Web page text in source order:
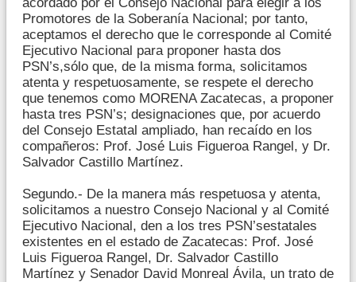
Promotores de la Soberanía Nacional; por tanto,
aceptamos el derecho que le corresponde al Comité
Ejecutivo Nacional para proponer hasta dos
PSN’s,sólo que, de la misma forma, solicitamos
atenta y respetuosamente, se respete el derecho
que tenemos como MORENA Zacatecas, a proponer
hasta tres PSN’s; designaciones que, por acuerdo
del Consejo Estatal ampliado, han recaído en los
compañeros: Prof. José Luis Figueroa Rangel, y Dr.
Salvador Castillo Martínez.
Segundo.- De la manera más respetuosa y atenta,
solicitamos a nuestro Consejo Nacional y al Comité
Ejecutivo Nacional, den a los tres PSN’sestatales
existentes en el estado de Zacatecas: Prof. José
Luis Figueroa Rangel, Dr. Salvador Castillo
Martínez y Senador David Monreal Ávila, un trato de